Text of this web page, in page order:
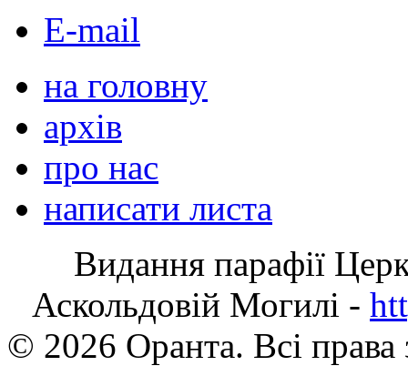
E-mail
на головну
архів
про нас
написати листа
Видання парафії
Аскольдовій Могилі -
© 2026 Оранта. Всі